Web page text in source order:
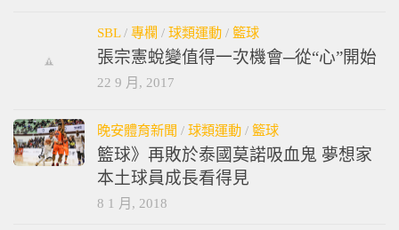
SBL/ 專欄 / 球類運動 / 籃球
張宗憲蛻變值得一次機會─從“心”開始
22 9 月, 2017
晚安體育新聞 / 球類運動 / 籃球
籃球》再敗於泰國莫諾吸血鬼 夢想家
本土球員成長看得見
8 1 月, 2018